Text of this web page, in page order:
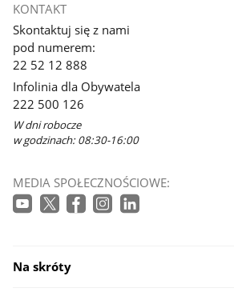
KONTAKT
Skontaktuj się z nami
pod numerem:
22 52 12 888
Infolinia dla Obywatela
222 500 126
W dni robocze
w godzinach: 08:30-16:00
MEDIA SPOŁECZNOŚCIOWE:
Na skróty